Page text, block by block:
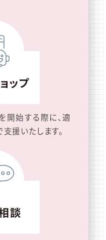
開始する際に、適
援いたします。